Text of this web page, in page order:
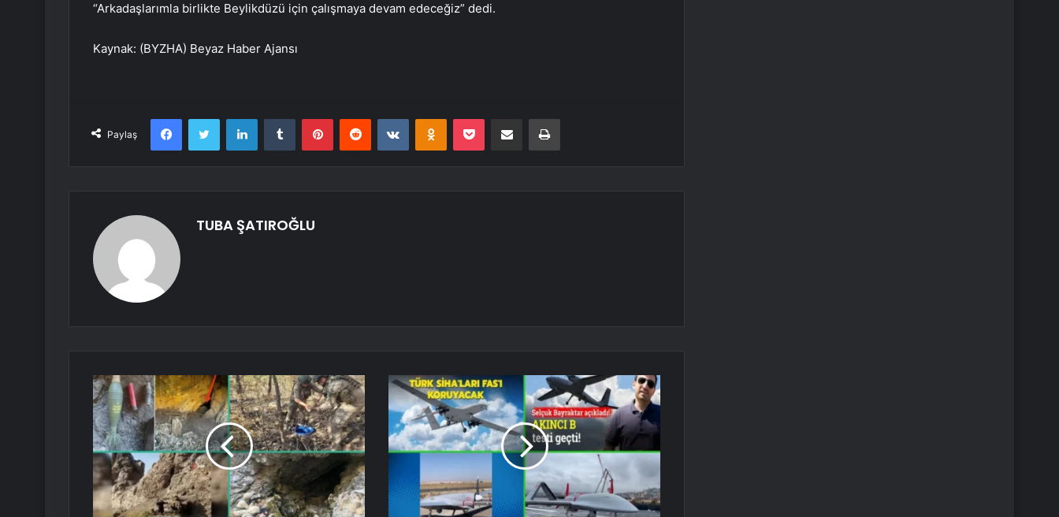
“Arkadaşlarımla birlikte Beylikdüzü için çalışmaya devam edeceğiz” dedi.
Kaynak: (BYZHA) Beyaz Haber Ajansı
Paylaş
FacebookTwitter LinkedInTumblr PinterestReddit VKontakteOdnoklassniki
Pocket E-Posta ile paylaş Yazdır
TUBA ŞATIROĞLU